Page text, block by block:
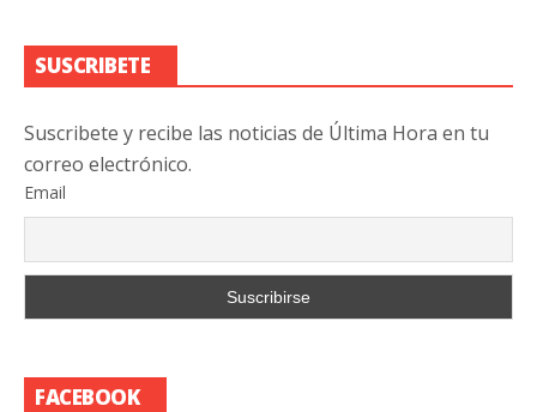
SUSCRIBETE
Suscribete y recibe las noticias de Última Hora en tu
correo electrónico.
Email
FACEBOOK